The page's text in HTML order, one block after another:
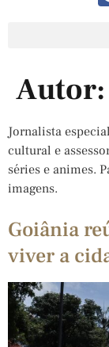
Autor:
Jornalista
cultural e
séries e animes.
imagens.
Goiânia
viver a